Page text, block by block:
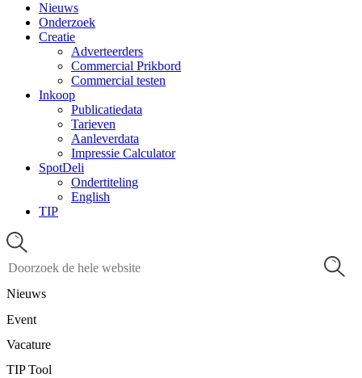
Nieuws
Onderzoek
Creatie
Adverteerders
Commercial Prikbord
Commercial testen
Inkoop
Publicatiedata
Tarieven
Aanleverdata
Impressie Calculator
SpotDeli
Ondertiteling
English
TIP
Nieuws
Event
Vacature
TIP Tool